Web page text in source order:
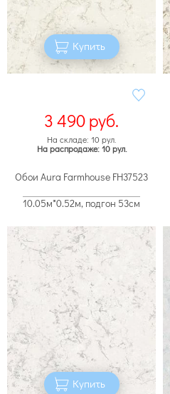
Купить
3 490руб.
На складе: 10 рул.
На распродаже: 10 рул.
Обои Aura Farmhouse FH37523
10.05м*0.52м, подгон 53см
Купить